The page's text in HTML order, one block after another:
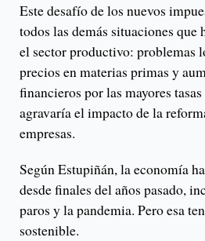
Este desafío de los nuevos
todos las demás situaciones que
el sector productivo: problemas
precios en materias primas y
financieros por las mayores
agravaría el impacto de la
empresas.
Según Estupiñán, la economía
desde finales del años pasado,
paros y la pandemia. Pero esa
sostenible.